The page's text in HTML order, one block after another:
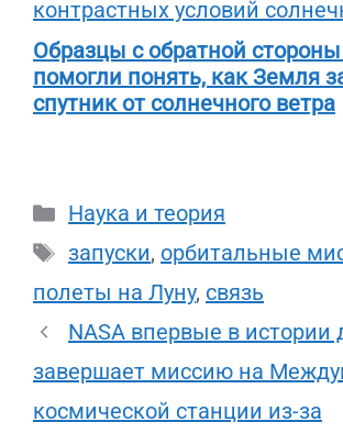
Образцы с обратной
помогли понять, как Земля
спутник от солнечного ветра
Рубрики
Наука и теория
Метки
запуски, орбитальные
полеты на Луну, связь
NASA впервые в истории
завершает миссию на
космической станции из-за